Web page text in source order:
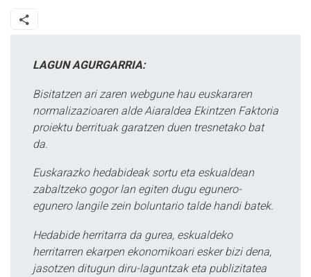
LAGUN AGURGARRIA:
Bisitatzen ari zaren webgune hau euskararen
normalizazioaren alde Aiaraldea Ekintzen Faktoria
proiektu berrituak garatzen duen tresnetako bat
da.
Euskarazko hedabideak sortu eta eskualdean
zabaltzeko gogor lan egiten dugu egunero-
egunero langile zein boluntario talde handi batek.
Hedabide herritarra da gurea, eskualdeko
herritarren ekarpen ekonomikoari esker bizi dena,
jasotzen ditugun diru-laguntzak eta publizitatea